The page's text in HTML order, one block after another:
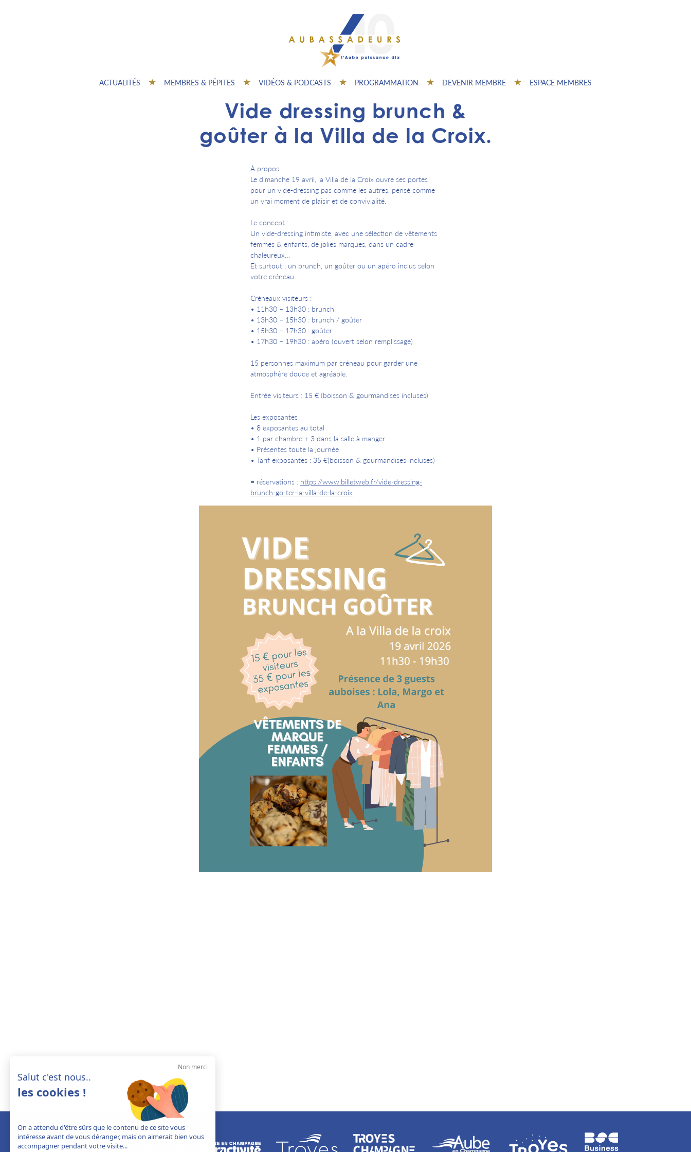
ACTUALITÉS MEMBRES & PÉPITES VIDÉOS & PODCASTS PROGRAMMATION DEVENIR MEMBRE ESPACE MEMBRES
Vide dressing brunch &
goûter à la Villa de la Croix.
À propos
Le dimanche 19 avril, la Villa de la Croix ouvre ses portes
pour un vide-dressing pas comme les autres, pensé comme
un vrai moment de plaisir et de convivialité.
Le concept :
Un vide-dressing intimiste, avec une sélection de vêtements
femmes & enfants, de jolies marques, dans un cadre
chaleureux…
Et surtout : un brunch, un goûter ou un apéro inclus selon
votre créneau.
Créneaux visiteurs :
• 11h30 – 13h30 : brunch
• 13h30 – 15h30 : brunch / goûter
• 15h30 – 17h30 : goûter
• 17h30 – 19h30 : apéro (ouvert selon remplissage)
15 personnes maximum par créneau pour garder une
atmosphère douce et agréable.
Entrée visiteurs : 15 € (boisson & gourmandises incluses)
Les exposantes
• 8 exposantes au total
• 1 par chambre + 3 dans la salle à manger
• Présentes toute la journée
• Tarif exposantes : 35 €(boisson & gourmandises incluses)
= réservations : https://www.billetweb.fr/vide-dressing-
brunch-go-ter-la-villa-de-la-croix
Non merci
Salut c'est nous..
les cookies !
On a attendu d'être sûrs que le contenu de ce site vous
intéresse avant de vous déranger, mais on aimerait bien vous
accompagner pendant votre visite...